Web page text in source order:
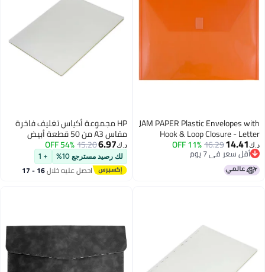
JAM PAPER
Hook &
Booklet -
HP مجموعة أكياس تغليف فاخرة
مقاس A3 من 50 قطعة أبيض
د.ك‏6.97
لك رصيد مسترجع 10% + 1
احصل عليه خلال 16 - 17